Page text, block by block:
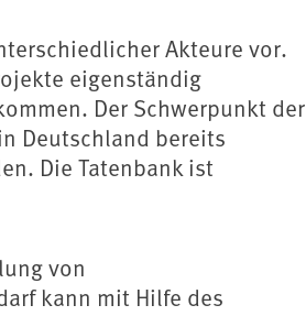
Akteure vor.
eigenständig
Der Schwerpunkt der
Deutschland bereits
Die Tatenbank ist
von
kann mit Hilfe des